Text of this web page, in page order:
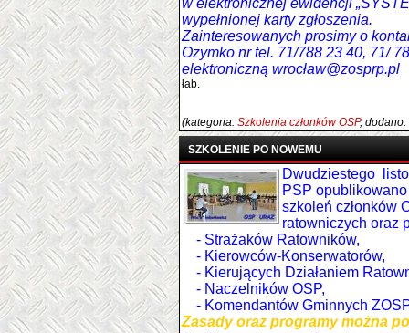
w elektronicznej ewidencji
wypełnionej karty zgłoszenia.
Zainteresowanych prosimy o
Ozymko nr tel. 71/788 23 40, 71/
elektroniczną wrocław@zosprp.pl
łab.
(kategoria: Szkolenia członków OSP,
SZKOLENIE PO NOWEMU
Dwudziestego
PSP
szkoleń członków
ratowniczych oraz
- Strażaków Ratowników,
- Kierowców-Konserwatorów,
- Kierujących Działaniem
- Naczelników OSP,
- Komendantów Gminnych
Zasady oraz programy można